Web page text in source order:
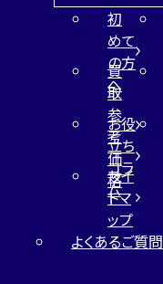
初
めて
の方
へ
買
取
参
考
価
格
お役
立ち
コラ
ム
サイ
トマ
ップ
よくあるご質問